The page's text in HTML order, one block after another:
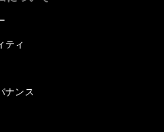
ティ
ナンス